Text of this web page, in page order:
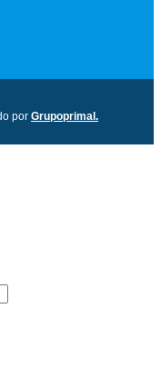
por Grupoprimal.